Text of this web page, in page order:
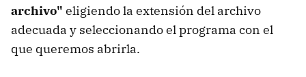
archivo" eligiendo la extensión del archivo
adecuada y seleccionando el programa con el
que queremos abrirla.